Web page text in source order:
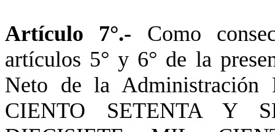
Artículo 7°.- Como
artículos 5° y 6° de la
Neto de la Administración
CIENTO SETENTA Y